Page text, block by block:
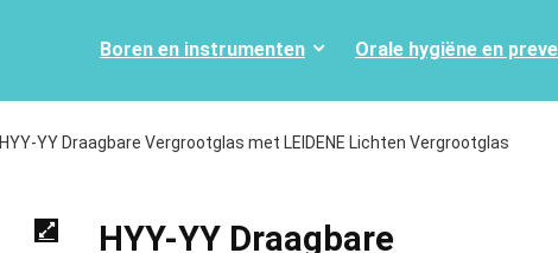
Boren en instrumenten Orale hygiëne en
HYY-YY Draagbare Vergrootglas met LEIDENE Lichten Vergrootglas
HYY-YY Draagbare